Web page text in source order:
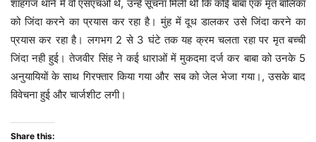
शाहगंज थाने में वो एसएचओ थे, उन्हें सूचना मिली थी कि कोई बाबा एक मृत बालिका
को जिंदा करने का प्रयास कर रहा है। मुंह में दूध डालकर उसे जिंदा करने का
प्रयास कर रहा है। लगभग 2 से 3 घंटे तक यह क्रम चलता रहा पर मृत बच्ची
जिंदा नही हुई। तेजवीर सिंह ने कई धाराओं में मुकदमा दर्ज कर बाबा को उनके 5
अनुयायियों के साथ गिरफ्तार किया गया और सब को जेल भेजा गया।, उसके बाद
विवेचना हुई और चार्जशीट लगी।
Share this: